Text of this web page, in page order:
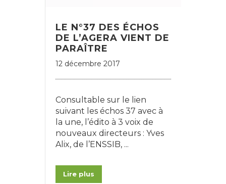
LE N°37 DES ÉCHOS
DE L’AGERA VIENT DE
PARAÎTRE
12 décembre 2017
Consultable sur le lien
suivant les échos 37 avec à
la une, l’édito à 3 voix de
nouveaux directeurs : Yves
Alix, de l’ENSSIB, ...
Lire plus